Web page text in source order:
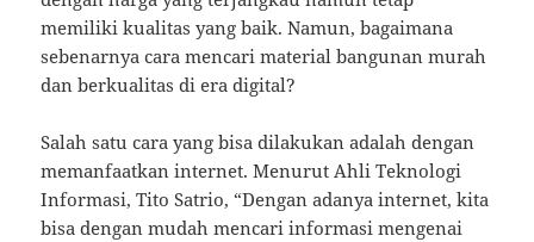
memiliki kualitas yang baik. Namun, bagaimana
sebenarnya cara mencari material bangunan murah
dan berkualitas di era digital?
Salah satu cara yang bisa dilakukan adalah dengan
memanfaatkan internet. Menurut Ahli Teknologi
Informasi, Tito Satrio, “Dengan adanya internet, kita
bisa dengan mudah mencari informasi mengenai